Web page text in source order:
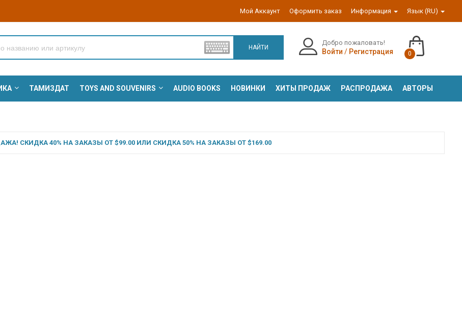
Мой Аккаунт Оформить заказ Информация Язык (RU)
НАЙТИ
Добро пожаловать!
Войти / Регистрация 0
ТАМИЗДАТ TOYS AND SOUVENIRS AUDIO BOOKS НОВИНКИ ХИТЫ ПРОДАЖ РАСПРОДАЖА АВТОРЫ
СКИДКА 40% НА ЗАКАЗЫ ОТ $99.00 ИЛИ СКИДКА 50% НА ЗАКАЗЫ ОТ $169.00